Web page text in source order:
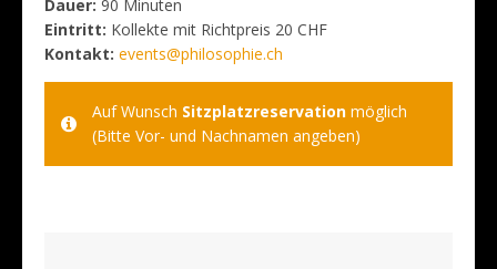
Dauer: 90 Minuten
Eintritt: Kollekte mit Richtpreis 20 CHF
Kontakt: events@philosophie.ch
Auf Wunsch Sitzplatzreservation möglich
(Bitte Vor- und Nachnamen angeben)